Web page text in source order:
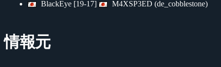
BlackEye [19-17]
M4XSP3ED (de_cobblestone)
情報元